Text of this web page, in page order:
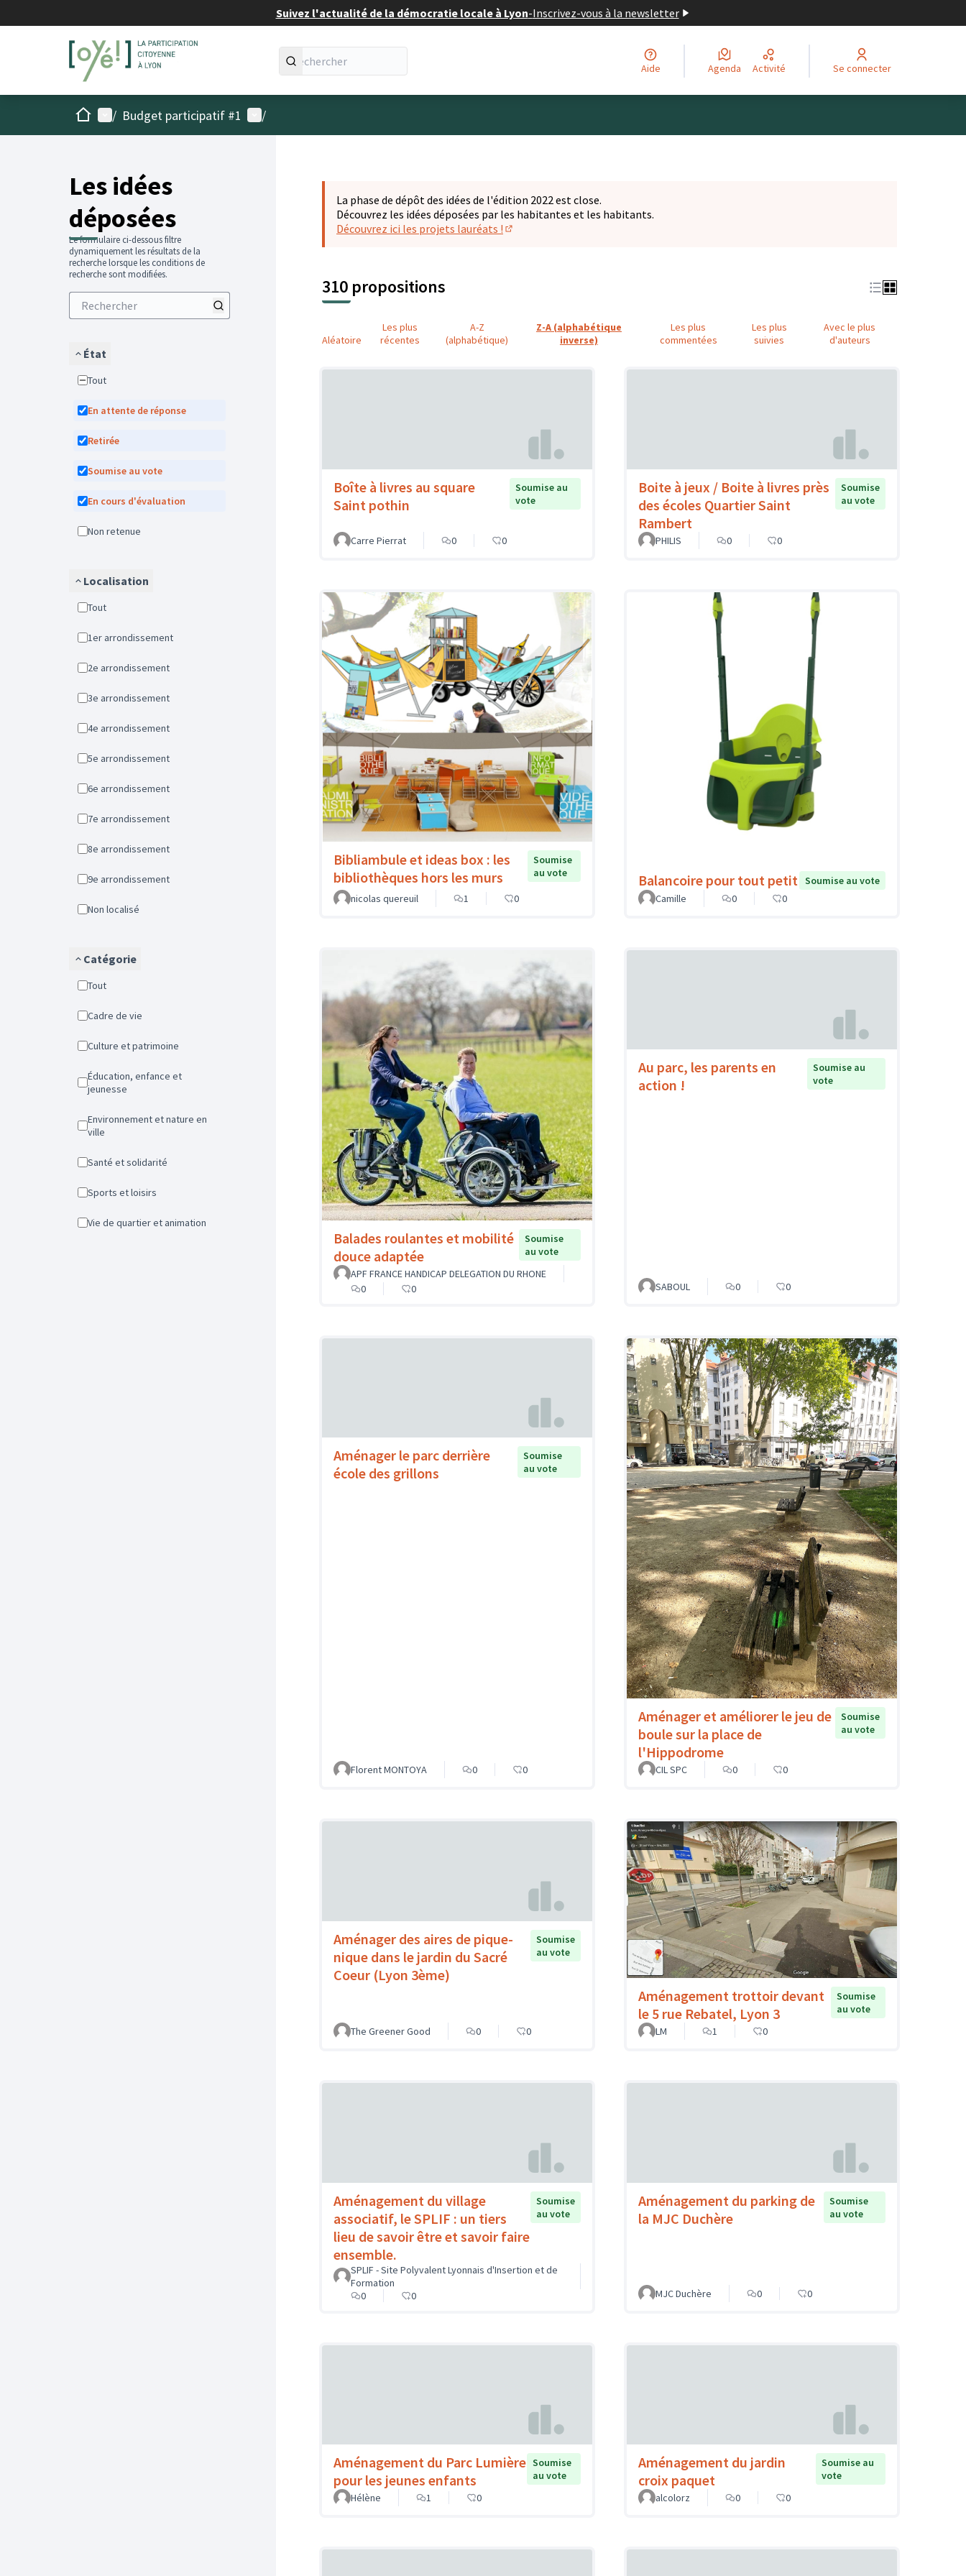
Suivez l'actualité de la démocratie locale à Lyon-Inscrivez-vous à la newsletter
Aide Agenda Activité Se connecter
AccueilMenu principal
/ Budget participatif #1 Menu utilisateur
/
Les idées
déposées
Le formulaire ci-dessous filtre
dynamiquement les résultats de la
recherche lorsque les conditions de
recherche sont modifiées.
État
Tout
En attente de réponse
Retirée
Soumise au vote
En cours d'évaluation
Non retenue
Localisation
Tout
1er arrondissement
2e arrondissement
3e arrondissement
4e arrondissement
5e arrondissement
6e arrondissement
7e arrondissement
8e arrondissement
9e arrondissement
Non localisé
Catégorie
Tout
Cadre de vie
Culture et patrimoine
Éducation, enfance et
jeunesse
Environnement et nature en
ville
Santé et solidarité
Sports et loisirs
Vie de quartier et animation
La phase de dépôt des idées de l'édition 2022 est close.
Découvrez les idées déposées par les habitantes et les habitants.
Découvrez ici les projets lauréats !
310 propositions
Aléatoire
Les plus
récentes
A-Z
(alphabétique)
Z-A (alphabétique
inverse)
Les plus
commentées
Les plus
suivies
Avec le plus
d'auteurs
Boîte à livres au square
Saint pothin
Soumise au
vote
Carre Pierrat 0 0
Boite à jeux / Boite à livres près
des écoles Quartier Saint
Rambert
Soumise
au vote
PHILIS 0 0
Bibliambule et ideas box : les
bibliothèques hors les murs
Soumise
au vote
nicolas quereuil
1 0
Balancoire pour tout petit
Soumise au vote
Camille
0 0
Balades roulantes et mobilité
douce adaptée
Soumise
au vote
APF FRANCE HANDICAP DELEGATION DU RHONE
0
0
Au parc, les parents en
action !
Soumise au
vote
SABOUL 0 0
Aménager le parc derrière
école des grillons
Soumise
au vote
Florent MONTOYA 0 0
Aménager et améliorer le jeu de
boule sur la place de
l'Hippodrome
Soumise
au vote
CIL SPC 0 0
Aménager des aires de pique-
nique dans le jardin du Sacré
Coeur (Lyon 3ème)
Soumise
au vote
The Greener Good 0 0
Aménagement trottoir devant
le 5 rue Rebatel, Lyon 3
Soumise
au vote
LM
1 0
Aménagement du village
associatif, le SPLIF : un tiers
lieu de savoir être et savoir faire
ensemble.
Soumise
au vote
SPLIF - Site Polyvalent Lyonnais d'Insertion et de
Formation
0
0
Aménagement du parking de
la MJC Duchère
Soumise
au vote
MJC Duchère 0 0
Aménagement du Parc Lumière
pour les jeunes enfants
Soumise
au vote
Hélène
1 0
Aménagement du jardin
croix paquet
Soumise au
vote
alcolorz
0 0